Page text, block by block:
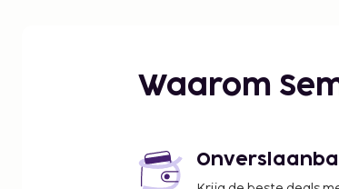
Cocor Luxe Winkel - 2 km
Herberg van Manuc - 2,1 km
Curtea Veche - 2,2 km
Roemeense Parochiekathedraal - 2,3 km
Waarom